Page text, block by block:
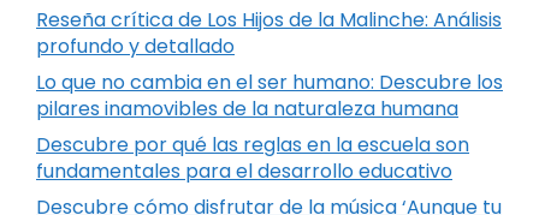
Reseña crítica de Los Hijos de la Malinche: Análisis
profundo y detallado
Lo que no cambia en el ser humano: Descubre los
pilares inamovibles de la naturaleza humana
Descubre por qué las reglas en la escuela son
fundamentales para el desarrollo educativo
Descubre cómo disfrutar de la música ‘Aunque tu